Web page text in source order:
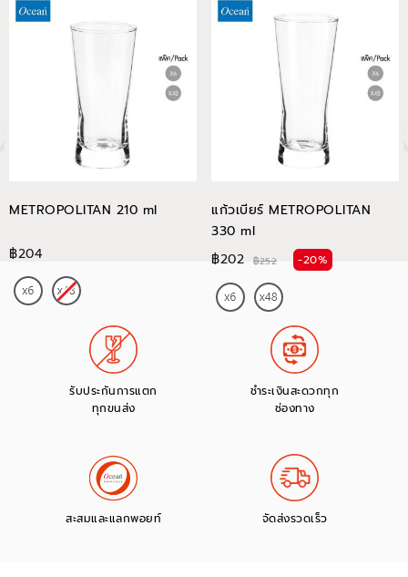
METROPOLITAN 210 ml
฿204
แก้วเบียร์ METROPOLITAN
330 ml
฿202
฿252 -20%
รับประกันการแตก
ทุกขนส่ง
ชำระเงินสะดวกทุก
ช่องทาง
สะสมและแลกพอยท์ จัดส่งรวดเร็ว